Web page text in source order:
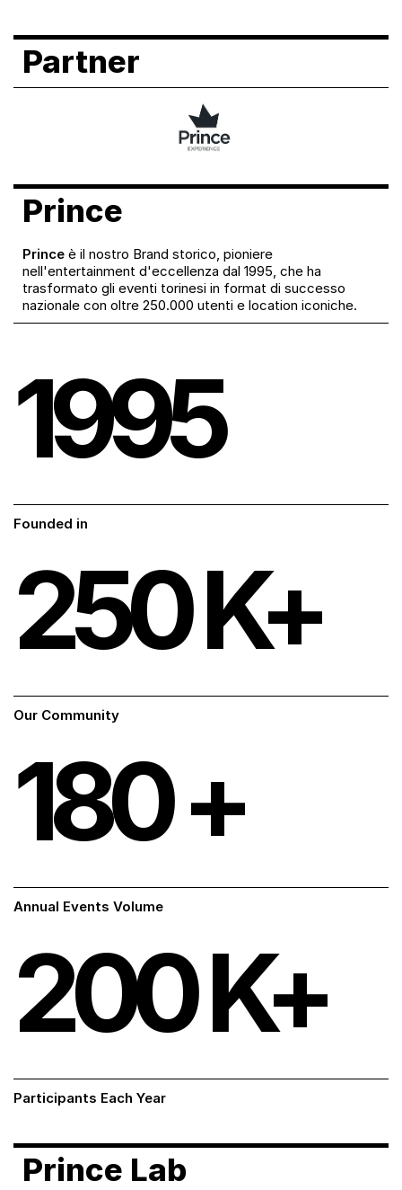
Partner
Prince
Prince è il nostro Brand storico, pioniere
nell'entertainment d'eccellenza dal 1995, che ha
trasformato gli eventi torinesi in format di successo
nazionale con oltre 250.000 utenti e location iconiche.
1995
Founded in
250K+
Our Community
180+
Annual Events Volume
200K+
Participants Each Year
Prince Lab